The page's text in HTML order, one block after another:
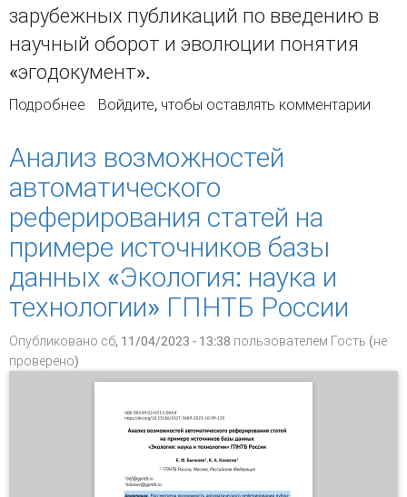
зарубежных публикаций по введению в
научный оборот и эволюции понятия
«эго­документ».
Подробнее о Эго-документы сибиряков по истории
Войдите, чтобы оставлять комментарии
Анализ возможностей
автоматического
реферирования статей на
примере источников базы
данных «Экология: наука и
технологии» ГПНТБ России
Опубликовано сб, 11/04/2023 - 13:38 пользователем Гость (не
проверено)